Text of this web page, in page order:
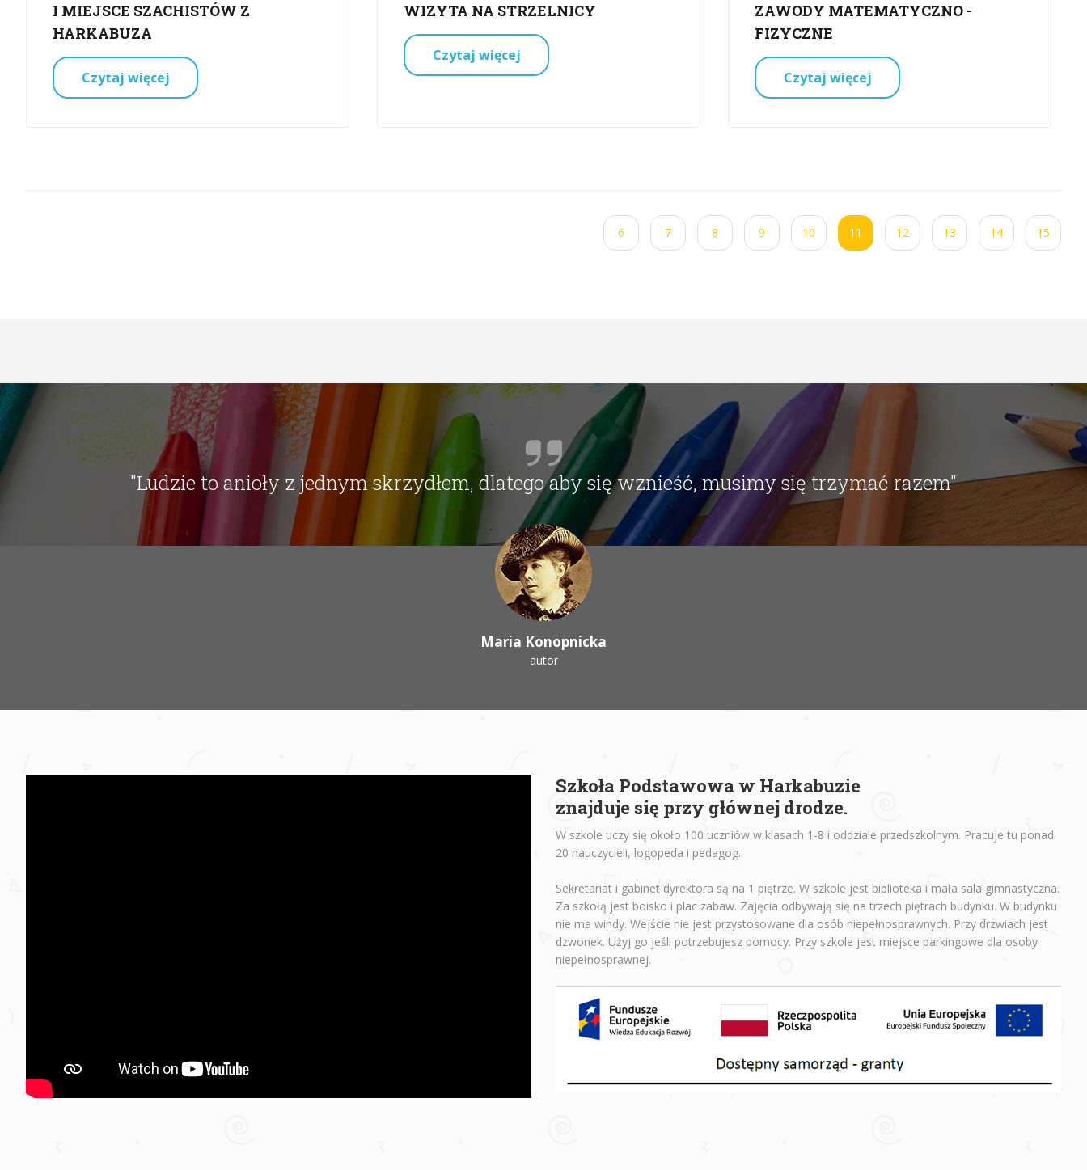
I MIEJSCE SZACHISTÓW Z
HARKABUZA
Czytaj więcej
WIZYTA NA STRZELNICY
Czytaj więcej
ZAWODY MATEMATYCZNO -
FIZYCZNE
Czytaj więcej
6 7 8 9 10 11 12 13 14 15
"Ludzie to anioły z jednym skrzydłem, dlatego aby się wznieść, musimy się trzymać razem"
Maria Konopnicka
autor
Szkoła Podstawowa w Harkabuzie
znajduje się przy głównej drodze.
W szkole uczy się około 100 uczniów w klasach 1-8 i oddziale przedszkolnym. Pracuje tu ponad
20 nauczycieli, logopeda i pedagog.
Sekretariat i gabinet dyrektora są na 1 piętrze. W szkole jest biblioteka i mała sala gimnastyczna.
Za szkołą jest boisko i plac zabaw. Zajęcia odbywają się na trzech piętrach budynku. W budynku
nie ma windy. Wejście nie jest przystosowane dla osób niepełnosprawnych. Przy drzwiach jest
dzwonek. Użyj go jeśli potrzebujesz pomocy. Przy szkole jest miejsce parkingowe dla osoby
niepełnosprawnej.